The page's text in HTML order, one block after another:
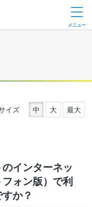
メニュー
イズ 中 大 最大
のインターネッ
ォン版）で利
か？